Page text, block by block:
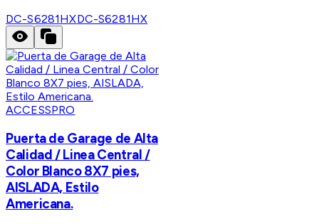
DC-S6281HXDC-S6281HX
ACCESSPRO
Puerta de Garage de Alta
Calidad / Linea Central /
Color Blanco 8X7 pies,
AISLADA, Estilo
Americana.